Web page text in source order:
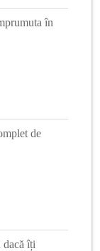
în
de
dacă îți